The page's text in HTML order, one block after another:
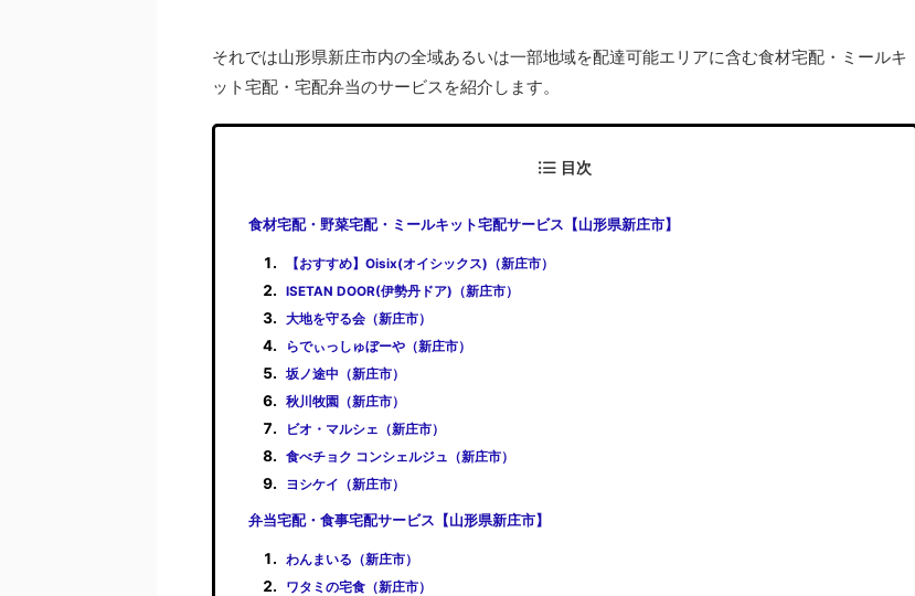
それでは山形県新庄市内の全域あるいは一部地域を配達可能エリアに含む食材宅配・ミールキ
ット宅配・宅配弁当のサービスを紹介します。
目次
食材宅配・野菜宅配・ミールキット宅配サービス【山形県新庄市】
【おすすめ】Oisix(オイシックス)（新庄市）
ISETAN DOOR(伊勢丹ドア)（新庄市）
大地を守る会（新庄市）
らでぃっしゅぼーや（新庄市）
坂ノ途中（新庄市）
秋川牧園（新庄市）
ビオ・マルシェ（新庄市）
食べチョク コンシェルジュ（新庄市）
ヨシケイ（新庄市）
弁当宅配・食事宅配サービス【山形県新庄市】
わんまいる（新庄市）
ワタミの宅食（新庄市）